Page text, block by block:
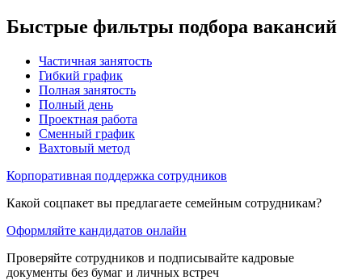
Быстрые фильтры подбора вакансий
Частичная занятость
Гибкий график
Полная занятость
Полный день
Проектная работа
Сменный график
Вахтовый метод
Корпоративная поддержка сотрудников
Какой соцпакет вы предлагаете семейным сотрудникам?
Оформляйте кандидатов онлайн
Проверяйте сотрудников и подписывайте кадровые
документы без бумаг и личных встреч